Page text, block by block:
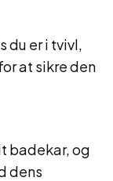
du er i tvivl,
at sikre den
badekar, og
dens